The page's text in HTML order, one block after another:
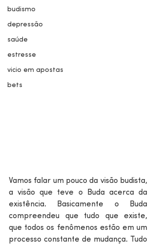
budismo
depressão
saúde
estresse
vicio em apostas
bets
Vamos falar um pouco da visão budista,
a visão que teve o Buda acerca da
existência. Basicamente o Buda
compreendeu que tudo que existe,
que todos os fenômenos estão em um
processo constante de mudança. Tudo